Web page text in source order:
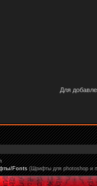
Для
Fonts (Шрифты для photoshop и